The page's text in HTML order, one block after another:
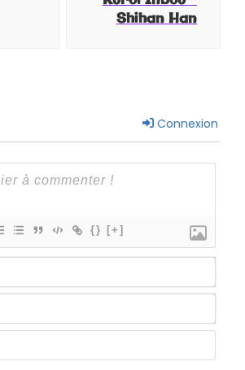
Shihan Han
Connexion
{} [+]
web